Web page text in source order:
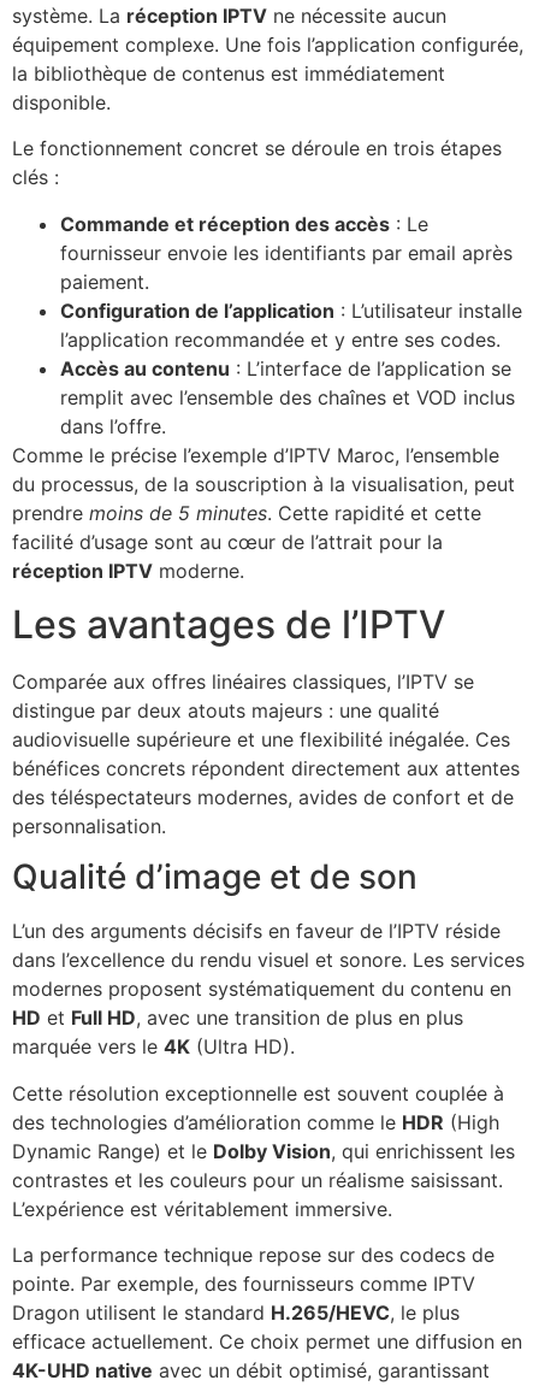
système. La réception IPTV ne nécessite aucun
équipement complexe. Une fois l’application configurée,
la bibliothèque de contenus est immédiatement
disponible.
Le fonctionnement concret se déroule en trois étapes
clés :
Commande et réception des accès : Le
fournisseur envoie les identifiants par email après
paiement.
Configuration de l’application : L’utilisateur installe
l’application recommandée et y entre ses codes.
Accès au contenu : L’interface de l’application se
remplit avec l’ensemble des chaînes et VOD inclus
dans l’offre.
Comme le précise l’exemple d’IPTV Maroc, l’ensemble
du processus, de la souscription à la visualisation, peut
prendre moins de 5 minutes. Cette rapidité et cette
facilité d’usage sont au cœur de l’attrait pour la
réception IPTV moderne.
Les avantages de l’IPTV
Comparée aux offres linéaires classiques, l’IPTV se
distingue par deux atouts majeurs : une qualité
audiovisuelle supérieure et une flexibilité inégalée. Ces
bénéfices concrets répondent directement aux attentes
des téléspectateurs modernes, avides de confort et de
personnalisation.
Qualité d’image et de son
L’un des arguments décisifs en faveur de l’IPTV réside
dans l’excellence du rendu visuel et sonore. Les services
modernes proposent systématiquement du contenu en
HD et Full HD, avec une transition de plus en plus
marquée vers le 4K (Ultra HD).
Cette résolution exceptionnelle est souvent couplée à
des technologies d’amélioration comme le HDR (High
Dynamic Range) et le Dolby Vision, qui enrichissent les
contrastes et les couleurs pour un réalisme saisissant.
L’expérience est véritablement immersive.
La performance technique repose sur des codecs de
pointe. Par exemple, des fournisseurs comme IPTV
Dragon utilisent le standard H.265/HEVC, le plus
efficace actuellement. Ce choix permet une diffusion en
4K-UHD native avec un débit optimisé, garantissant